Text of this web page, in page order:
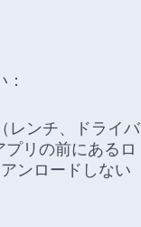
レンチ、ドライバ
リの前にあるロ
ンロードしない